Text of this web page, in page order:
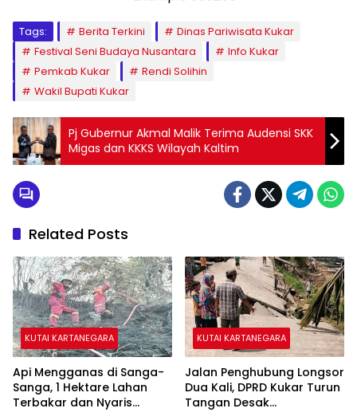
Tags: Berita Terkini
Dinas Pariwisata Kukar
Festival Seni Budaya Nusantara
Info Kukar
Pemkab Kukar
Rendi Solihin
Wakil Bupati Kukar
Pj Gubernur Akmal Malik Terima Audensi SKK
Migas dan KKKS Wilayah Kaltim
Related Posts
KUTAI KARTANEGARA
Api Mengganas di Sanga-
Sanga, 1 Hektare Lahan
Terbakar dan Nyaris
KUTAI KARTANEGARA
Jalan Penghubung Longsor
Dua Kali, DPRD Kukar Turun
Tangan Desak